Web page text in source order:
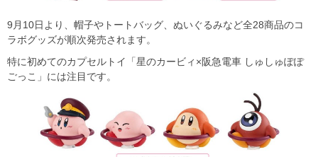
9月10日より、帽子やトートバッグ、ぬいぐるみなど全28商品のコ
ラボグッズが順次発売されます。
特に初めてのカプセルトイ「星のカービィ×阪急電車 しゅしゅぽぽ
ごっこ」には注目です。